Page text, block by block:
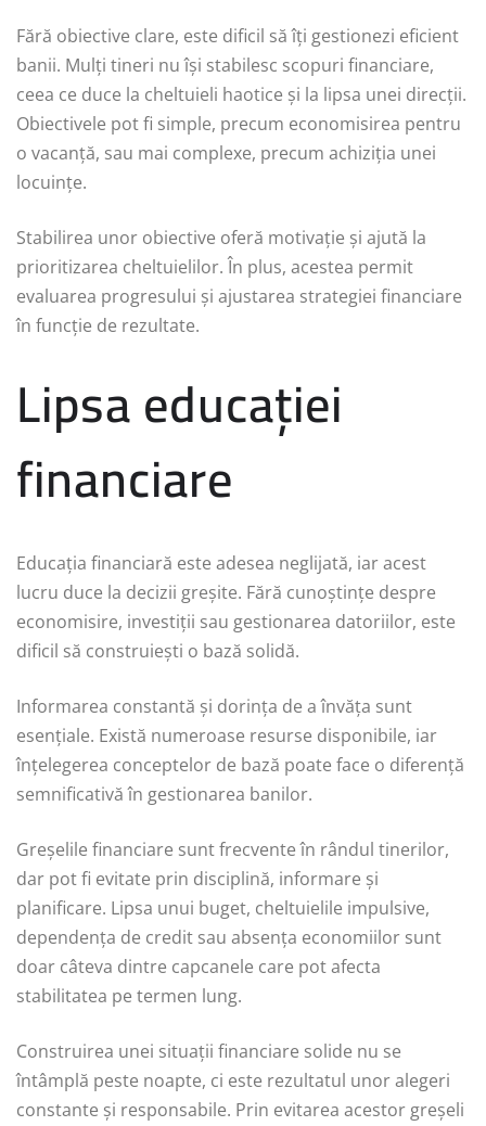
Fără obiective clare, este dificil să îți gestionezi eficient
banii. Mulți tineri nu își stabilesc scopuri financiare,
ceea ce duce la cheltuieli haotice și la lipsa unei direcții.
Obiectivele pot fi simple, precum economisirea pentru
o vacanță, sau mai complexe, precum achiziția unei
locuințe.
Stabilirea unor obiective oferă motivație și ajută la
prioritizarea cheltuielilor. În plus, acestea permit
evaluarea progresului și ajustarea strategiei financiare
în funcție de rezultate.
Lipsa educației
financiare
Educația financiară este adesea neglijată, iar acest
lucru duce la decizii greșite. Fără cunoștințe despre
economisire, investiții sau gestionarea datoriilor, este
dificil să construiești o bază solidă.
Informarea constantă și dorința de a învăța sunt
esențiale. Există numeroase resurse disponibile, iar
înțelegerea conceptelor de bază poate face o diferență
semnificativă în gestionarea banilor.
Greșelile financiare sunt frecvente în rândul tinerilor,
dar pot fi evitate prin disciplină, informare și
planificare. Lipsa unui buget, cheltuielile impulsive,
dependența de credit sau absența economiilor sunt
doar câteva dintre capcanele care pot afecta
stabilitatea pe termen lung.
Construirea unei situații financiare solide nu se
întâmplă peste noapte, ci este rezultatul unor alegeri
constante și responsabile. Prin evitarea acestor greșeli